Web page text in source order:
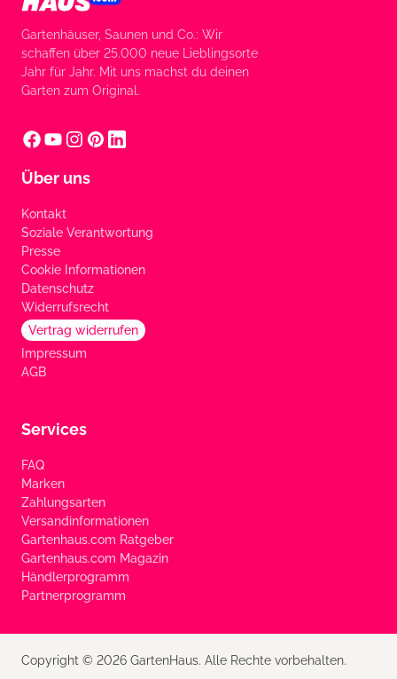
Gartenhäuser, Saunen und Co.: Wir
schaffen über 25.000 neue Lieblingsorte
Jahr für Jahr. Mit uns machst du deinen
Garten zum Original.
Über uns
Kontakt
Soziale Verantwortung
Presse
Cookie Informationen
Datenschutz
Widerrufsrecht
Vertrag widerrufen
Impressum
AGB
Services
FAQ
Marken
Zahlungsarten
Versandinformationen
Gartenhaus.com Ratgeber
Gartenhaus.com Magazin
Händlerprogramm
Partnerprogramm
Copyright © 2026 GartenHaus. Alle Rechte vorbehalten.